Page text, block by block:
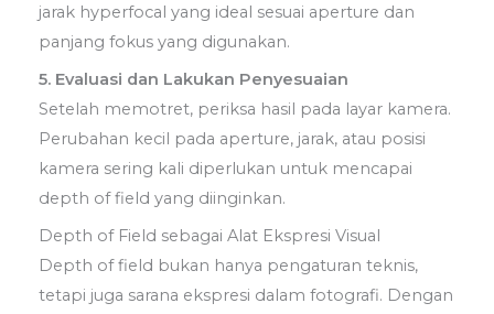
jarak hyperfocal yang ideal sesuai aperture dan
panjang fokus yang digunakan.
5. Evaluasi dan Lakukan Penyesuaian
Setelah memotret, periksa hasil pada layar kamera.
Perubahan kecil pada aperture, jarak, atau posisi
kamera sering kali diperlukan untuk mencapai
depth of field yang diinginkan.
Depth of Field sebagai Alat Ekspresi Visual
Depth of field bukan hanya pengaturan teknis,
tetapi juga sarana ekspresi dalam fotografi. Dengan